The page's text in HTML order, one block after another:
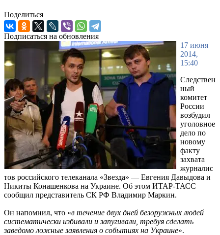
Поделиться
Подписаться на обновления
17 июня
2014,
15:40
Следствен
ный
комитет
России
возбудил
уголовное
дело по
новому
факту
захвата
журналис
тов российского телеканала «Звезда» — Евгения Давыдова и
Никиты Конашенкова на Украине. Об этом ИТАР-ТАСС
сообщил представитель СК РФ Владимир Маркин.
Он напомнил, что «в течение двух дней безоружных людей
систематически избивали и запугивали, требуя сделать
заведомо ложные заявления о событиях на Украине».